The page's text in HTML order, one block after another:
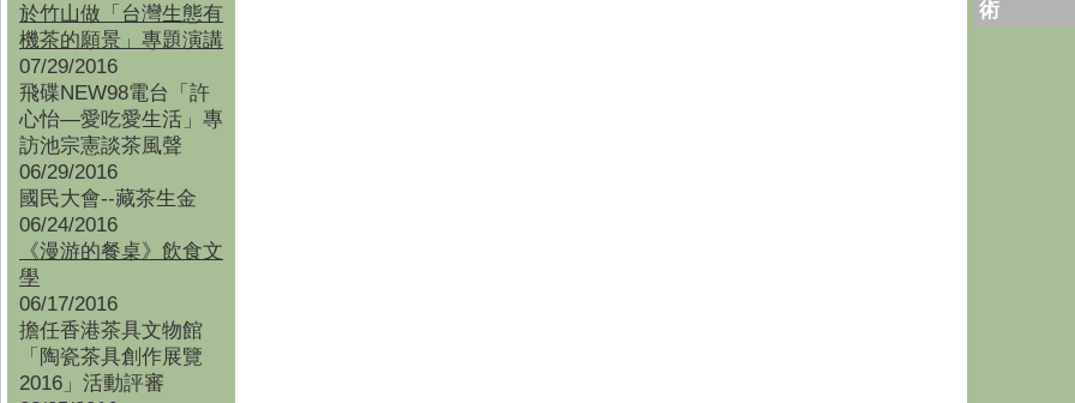
於竹山做「台灣生態有
機茶的願景」專題演講
07/29/2016
飛碟NEW98電台「許
心怡—愛吃愛生活」專
訪池宗憲談茶風聲
06/29/2016
國民大會--藏茶生金
06/24/2016
《漫游的餐桌》飲食文
學
06/17/2016
擔任香港茶具文物館
「陶瓷茶具創作展覽
2016」活動評審
術